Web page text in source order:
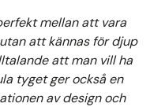
mellan att vara
att kännas för djup
att man vill ha
tyget ger också en
av design och